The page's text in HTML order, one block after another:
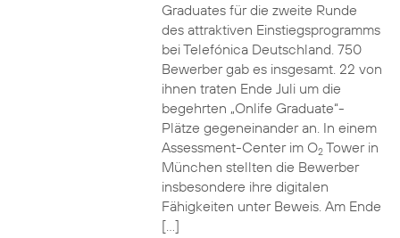
Graduates für die zweite Runde
des attraktiven Einstiegsprogramms
bei Telefónica Deutschland. 750
Bewerber gab es insgesamt. 22 von
ihnen traten Ende Juli um die
begehrten „Onlife Graduate“-
Plätze gegeneinander an. In einem
Assessment-Center im O2Tower in
München stellten die Bewerber
insbesondere ihre digitalen
Fähigkeiten unter Beweis. Am Ende
[…]